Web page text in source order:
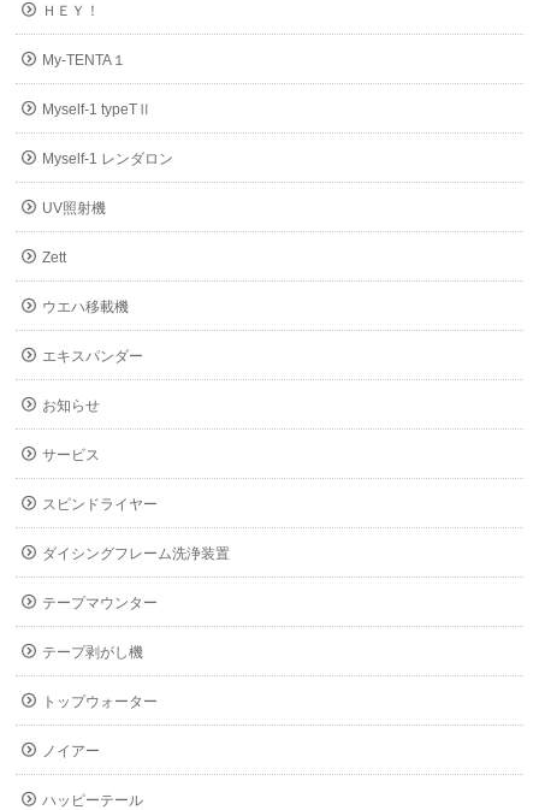
ＨＥＹ！
My-TENTA１
Myself-1 typeTⅡ
Myself-1 レンダロン
UV照射機
Zett
ウエハ移載機
エキスパンダー
お知らせ
サービス
スピンドライヤー
ダイシングフレーム洗浄装置
テープマウンター
テープ剥がし機
トップウォーター
ノイアー
ハッピーテール